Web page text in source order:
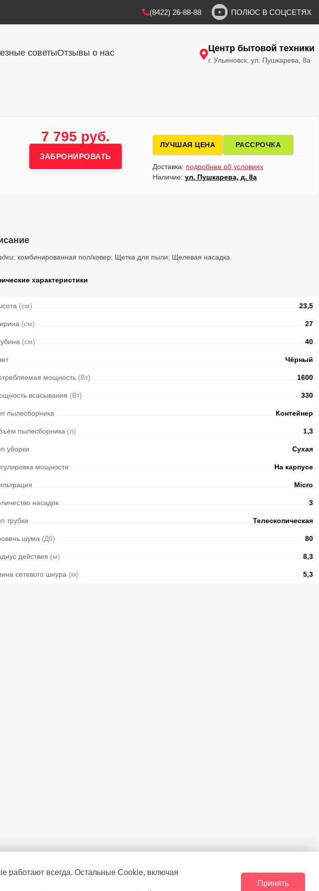
(8422) 26-88-88 ПОЛЮС В СОЦСЕТЯХ
советыОтзывы о нас Центр бытовой техники
г. Ульяновск, ул. Пушкарева, 8а
7 795 руб.
ЗАБРОНИРОВАТЬ
ЛУЧШАЯ ЦЕНА РАССРОЧКА
Доставка: подробнее об условиях
Наличие: ул. Пушкарева, д. 8а
: комбинированная пол/ковер; Щетка для пыли; Щелевая насадка.
характеристики
(см) 23,5
(см) 27
(см) 40
Чёрный
мощность (Вт) 1600
всасывания (Вт) 330
пылесборника Контейнер
пылесборника (л) 1,3
уборки Сухая
мощности На карпусе
Micro
насадок 3
трубки Телескопическая
шума (Дб) 80
действия (м) 8,3
сетевого шнура (м) 5,3
работают всегда. Остальные Сookie, включая
Принять